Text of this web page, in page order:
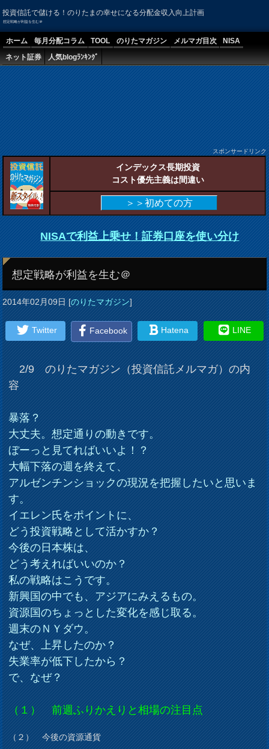
投資信託で儲ける！のりたまの幸せになる分配金収入向上計画
想定戦略が利益を生む＠
ホーム 毎月分配コラム TOOL のりたマガジン メルマガ目次
NISA
ネット証券
人気blogﾗﾝｷﾝｸﾞ
スポンサードリンク
インデックス長期投資
コスト優先主義は間違い
＞＞初めての方
NISAで利益上乗せ！証券口座を使い分け
想定戦略が利益を生む＠
2014年02月09日[のりたマガジン]
Twitter Facebook Hatena LINE
2/9 のりたマガジン（投資信託メルマガ）の内
容
暴落？
大丈夫。想定通りの動きです。
ぼーっと見てればいいよ！？
大幅下落の週を終えて、
アルゼンチンショックの現況を把握したいと思いま
す。
イエレン氏をポイントに、
どう投資戦略として活かすか？
今後の日本株は、
どう考えればいいのか？
私の戦略はこうです。
新興国の中でも、アジアにみえるもの。
資源国のちょっとした変化を感じ取る。
週末のＮＹダウ。
なぜ、上昇したのか？
失業率が低下したから？
で、なぜ？
（１） 前週ふりかえりと相場の注目点
（２） 今後の資源通貨